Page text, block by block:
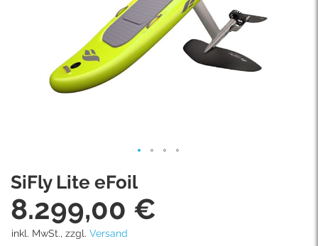
SiFly Lite eFoil
8.299,00 €
inkl. MwSt., zzgl. Versand
to
the
beginning
the